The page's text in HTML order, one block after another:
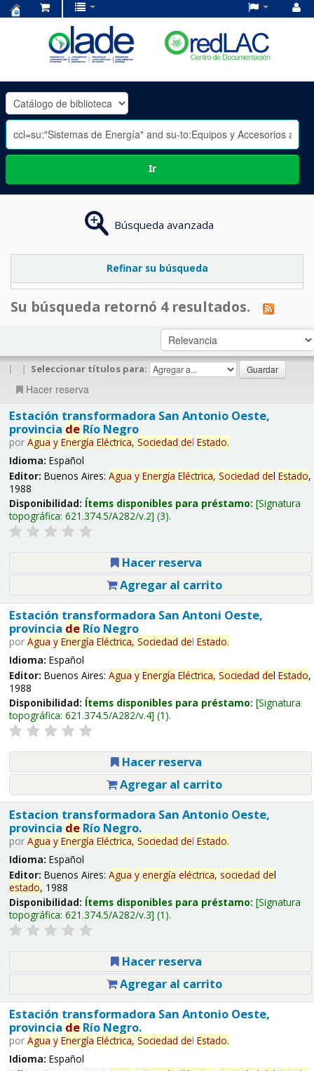
OLADE
-
Ir
Búsqueda avanzada
Refinar su búsqueda
Su búsqueda retornó 4 resultados.
| | Seleccionar títulos para:
Hacer reserva
Estación transformadora San Antonio Oeste,
provincia deRío Negro
por Agua y Energía Eléctrica, Sociedad del Estado.
Idioma: Español
Editor: Buenos Aires: Agua y Energía Eléctrica, Sociedad del Estado,
1988
Disponibilidad: Ítems disponibles para préstamo: Signatura
topográfica: 621.374.5/A282/v.2 (3).
Hacer reserva
Agregar al carrito
Estación transformadora San Antoni Oeste,
provincia deRío Negro
por Agua y Energía Eléctrica, Sociedad del Estado.
Idioma: Español
Editor: Buenos Aires: Agua y Energía Eléctrica, Sociedad del Estado,
1988
Disponibilidad: Ítems disponibles para préstamo: Signatura
topográfica: 621.374.5/A282/v.4 (1).
Hacer reserva
Agregar al carrito
Estacion transformadora San Antonio Oeste,
provincia deRío Negro.
por Agua y Energía Eléctrica, Sociedad del Estado.
Idioma: Español
Editor: Buenos Aires: Agua y energía eléctrica, sociedad del
estado, 1988
Disponibilidad: Ítems disponibles para préstamo: Signatura
topográfica: 621.374.5/A282/v.3 (1).
Hacer reserva
Agregar al carrito
Estación transformadora San Antonio Oeste,
provincia deRío Negro.
por Agua y Energía Eléctrica, Sociedad del Estado.
Idioma: Español